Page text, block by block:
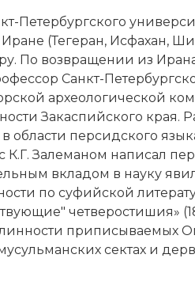
Пе­тербургского
(Те­ге­ран, Ис­фа­хан,
По воз­вра­ще­нии из
Санкт-
ар­хео­ло­гической
За­кас­пий­ско­го края.
об­лас­ти персидского
За­ле­ма­ном на­пи­сал
вкла­дом в нау­ку
по су­фий­ской
чет­веро­сти­шия»
при­пи­сы­вае­мых
сек­тах и